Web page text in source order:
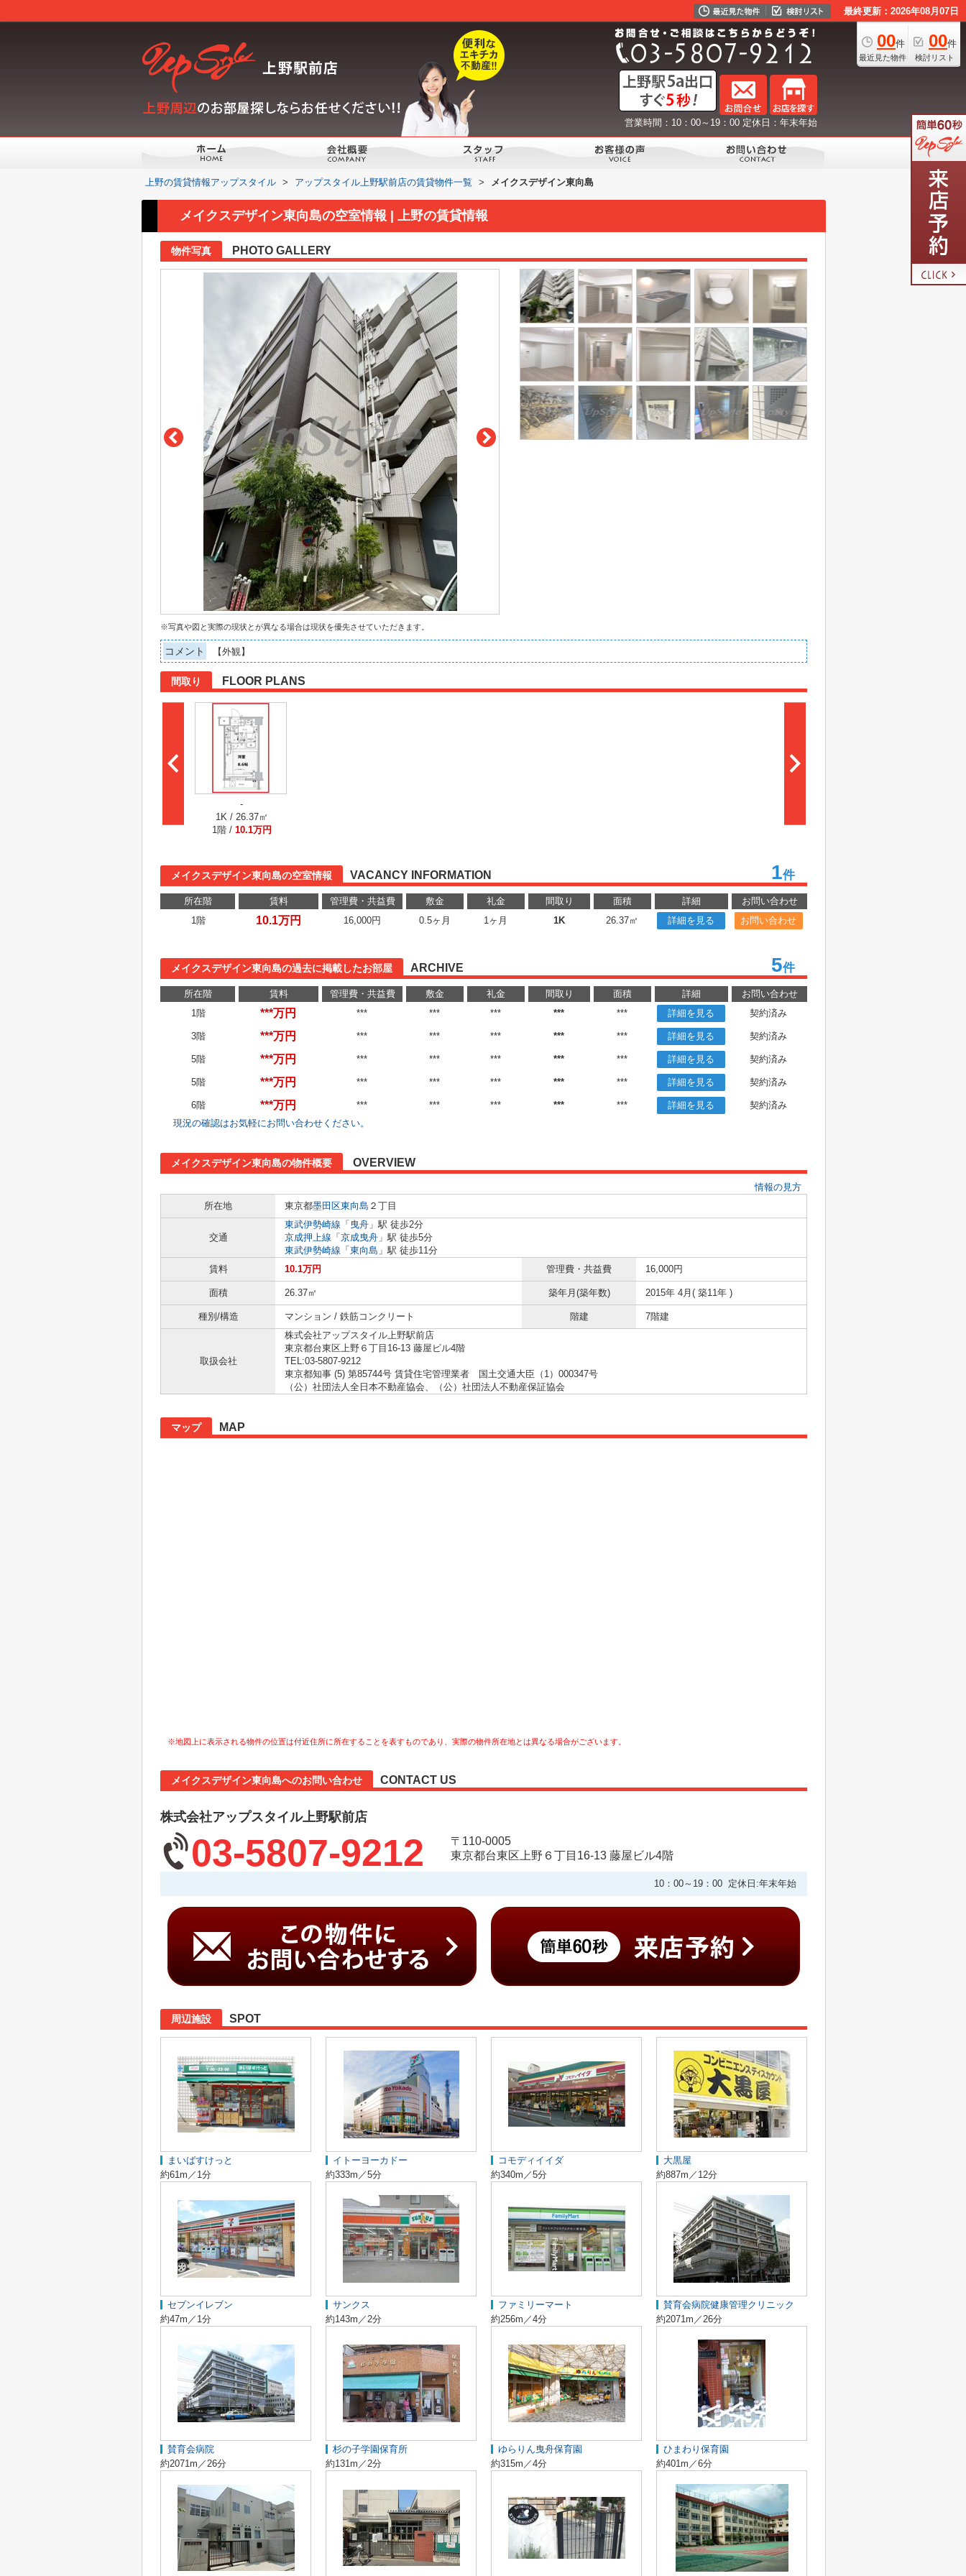
最終更新：2026年08月07日
00件
最近見た物件
00件
検討リスト
営業時間：10：00～19：00 定休日：年末年始
上野の賃貸情報アップスタイル > アップスタイル上野駅前店の賃貸物件一覧 > メイクスデザイン東向島
メイクスデザイン東向島の空室情報 | 上野の賃貸情報
物件写真 PHOTO GALLERY
※写真や図と実際の現状とが異なる場合は現状を優先させていただきます。
コメント 【外観】
間取り FLOOR PLANS
-
1K / 26.37㎡
1階 / 10.1万円
メイクスデザイン東向島の空室情報 VACANCY INFORMATION 1件
所在階 賃料 管理費・共益費 敷金 礼金 間取り 面積 詳細
お問い合わせ
1階
10.1万円 16,000円 0.5ヶ月 1ヶ月 1K 26.37㎡ 詳細を見る お問い合わせ
メイクスデザイン東向島の過去に掲載したお部屋 ARCHIVE 5件
所在階 賃料 管理費・共益費 敷金 礼金 間取り 面積 詳細
お問い合わせ
1階
***万円 *** *** *** *** *** 詳細を見る 契約済み
3階 ***万円 *** *** *** *** *** 詳細を見る 契約済み
5階 ***万円 *** *** *** *** *** 詳細を見る 契約済み
5階 ***万円 *** *** *** *** *** 詳細を見る 契約済み
6階 ***万円 *** *** *** *** *** 詳細を見る
契約済み
現況の確認はお気軽にお問い合わせください。
メイクスデザイン東向島の物件概要 OVERVIEW
情報の見方
所在地
東京都墨田区東向島 ２丁目
交通
東武伊勢崎線 「 曳舟 」駅 徒歩2分
京成押上線 「 京成曳舟 」駅 徒歩5分
東武伊勢崎線 「 東向島 」駅 徒歩11分
賃料
10.1万円 管理費・共益費 16,000円
面積 26.37㎡ 築年月(築年数) 2015年 4月( 築11年 )
種別/構造 マンション / 鉄筋コンクリート 階建 7階建
取扱会社
株式会社アップスタイル上野駅前店
東京都台東区上野６丁目16-13 藤屋ビル4階
TEL:03-5807-9212
東京都知事 (5) 第85744号 賃貸住宅管理業者 国土交通大臣（1）000347号
（公）社団法人全日本不動産協会、（公）社団法人不動産保証協会
マップ MAP
※地図上に表示される物件の位置は付近住所に所在することを表すものであり、実際の物件所在地とは異なる場合がございます。
メイクスデザイン東向島へのお問い合わせ CONTACT US
株式会社アップスタイル上野駅前店
03-5807-9212
〒110-0005
東京都台東区上野６丁目16-13 藤屋ビル4階
10：00～19：00 定休日:年末年始
周辺施設 SPOT
まいばすけっと
約61m／1分
イトーヨーカドー
約333m／5分
コモディイイダ
約340m／5分
大黒屋
約887m／12分
セブンイレブン
約47m／1分
サンクス
約143m／2分
ファミリーマート
約256m／4分
賛育会病院健康管理クリニック
約2071m／26分
賛育会病院
約2071m／26分
杉の子学園保育所
約131m／2分
ゆらりん曳舟保育園
約315m／4分
ひまわり保育園
約401m／6分